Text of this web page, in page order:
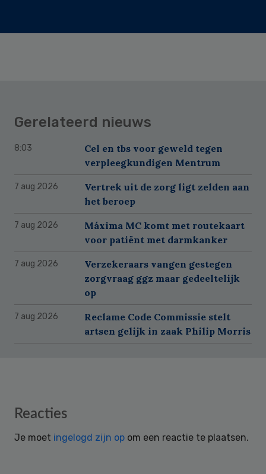
Gerelateerd nieuws
8:03
Cel en tbs voor geweld tegen
verpleegkundigen Mentrum
7 aug 2026
Vertrek uit de zorg ligt zelden aan
het beroep
7 aug 2026
Máxima MC komt met routekaart
voor patiënt met darmkanker
7 aug 2026
Verzekeraars vangen gestegen
zorgvraag ggz maar gedeeltelijk
op
7 aug 2026
Reclame Code Commissie stelt
artsen gelijk in zaak Philip Morris
Reader
Reacties
Je moet ingelogd zijn op om een reactie te plaatsen.